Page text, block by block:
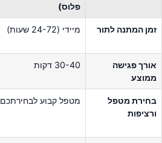
פלוס)
זמן המתנה לתור מיידי (24-72 שעות)
אורך פגישה
ממוצע
30-40 דקות
בחירת מטפל
ורציפות
מטפל קבוע לבחירתכם